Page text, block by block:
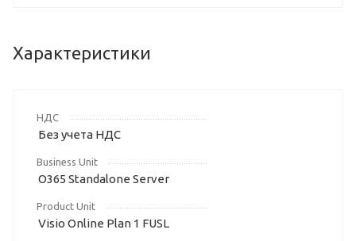
Характеристики
НДС
Без учета НДС
Business Unit
O365 Standalone Server
Product Unit
Visio Online Plan 1 FUSL